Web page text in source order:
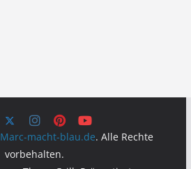
Marc-macht-blau.de. Alle Rechte
vorbehalten.